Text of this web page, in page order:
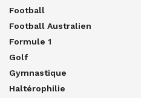
Football
Football Australien
Formule 1
Golf
Gymnastique
Haltérophilie